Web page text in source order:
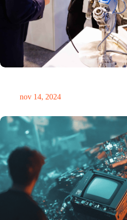
nov 14, 2024